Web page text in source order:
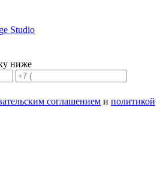
Studio
ниже
соглашением и политикой